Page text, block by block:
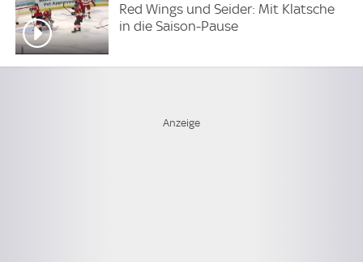
Red Wings und Seider: Mit Klatsche
in die Saison-Pause